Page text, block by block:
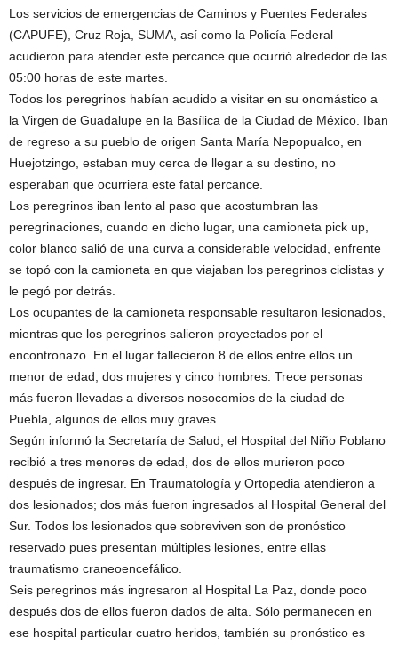
Los servicios de emergencias de Caminos y Puentes Federales
(CAPUFE), Cruz Roja, SUMA, así como la Policía Federal
acudieron para atender este percance que ocurrió alrededor de las
05:00 horas de este martes.
Todos los peregrinos habían acudido a visitar en su onomástico a
la Virgen de Guadalupe en la Basílica de la Ciudad de México. Iban
de regreso a su pueblo de origen Santa María Nepopualco, en
Huejotzingo, estaban muy cerca de llegar a su destino, no
esperaban que ocurriera este fatal percance.
Los peregrinos iban lento al paso que acostumbran las
peregrinaciones, cuando en dicho lugar, una camioneta pick up,
color blanco salió de una curva a considerable velocidad, enfrente
se topó con la camioneta en que viajaban los peregrinos ciclistas y
le pegó por detrás.
Los ocupantes de la camioneta responsable resultaron lesionados,
mientras que los peregrinos salieron proyectados por el
encontronazo. En el lugar fallecieron 8 de ellos entre ellos un
menor de edad, dos mujeres y cinco hombres. Trece personas
más fueron llevadas a diversos nosocomios de la ciudad de
Puebla, algunos de ellos muy graves.
Según informó la Secretaría de Salud, el Hospital del Niño Poblano
recibió a tres menores de edad, dos de ellos murieron poco
después de ingresar. En Traumatología y Ortopedia atendieron a
dos lesionados; dos más fueron ingresados al Hospital General del
Sur. Todos los lesionados que sobreviven son de pronóstico
reservado pues presentan múltiples lesiones, entre ellas
traumatismo craneoencefálico.
Seis peregrinos más ingresaron al Hospital La Paz, donde poco
después dos de ellos fueron dados de alta. Sólo permanecen en
ese hospital particular cuatro heridos, también su pronóstico es